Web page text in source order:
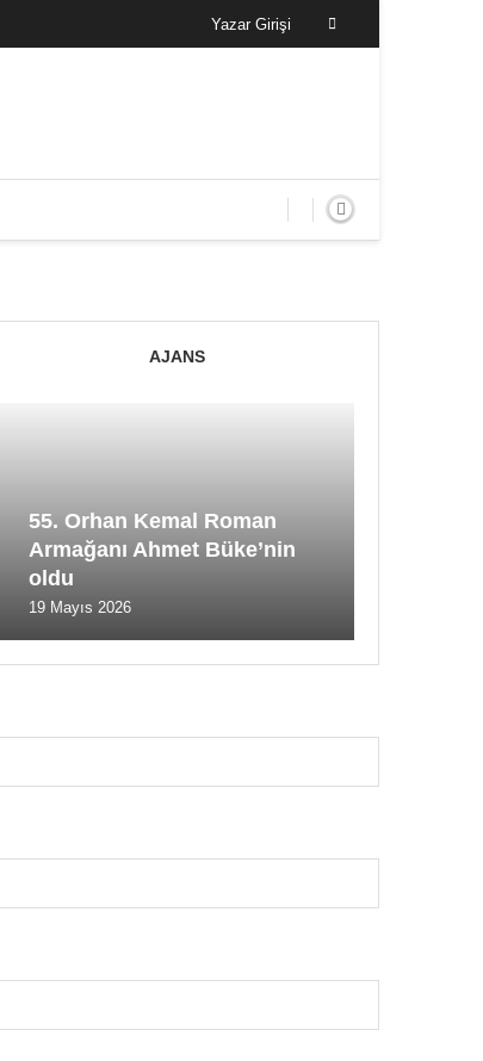
Yazar Girişi
AJANS
55. Orhan Kemal Roman
Armağanı Ahmet Büke’nin
oldu
19 Mayıs 2026